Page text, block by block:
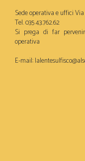
Sede operativa e uffici
Tel. 035 43.762.62
Si prega di far
operativa
E-mail: